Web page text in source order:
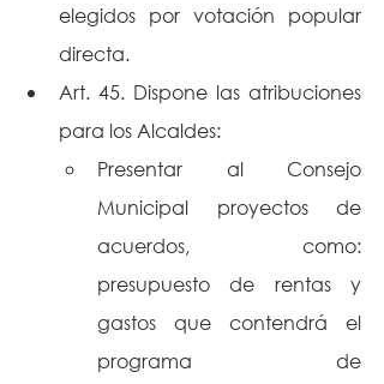
elegidos por votación popular
directa.
Art. 45. Dispone las atribuciones
para los Alcaldes:
Presentar al Consejo
Municipal proyectos de
acuerdos, como:
presupuesto de rentas y
gastos que contendrá el
programa de